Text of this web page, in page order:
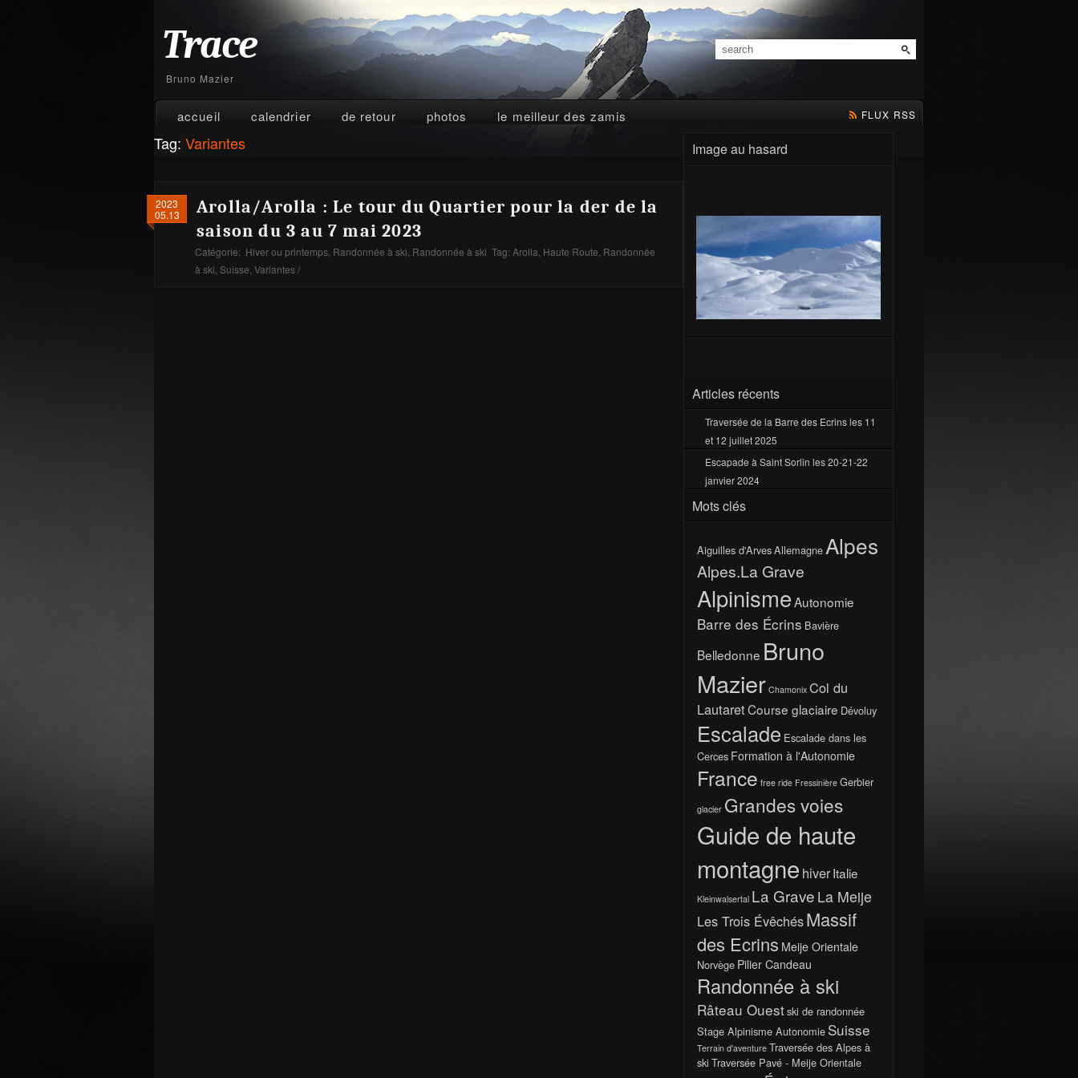
Trace
Bruno Mazier
accueil calendrier de retour photos le meilleur des zamis FLUX RSS
Tag: Variantes
2023
05.13
Arolla/Arolla : Le tour du Quartier pour la der de la
saison du 3 au 7 mai 2023
Catégorie: Hiver ou printemps Randonnée à ski Randonnée à ski Tag: Arolla Haute Route Randonnée
à ski Suisse Variantes/
Image au hasard
Articles récents
Traversée de la Barre des Ecrins les 11
et 12 juillet 2025
Escapade à Saint Sorlin les 20-21-22
janvier 2024
Mots clés
Aiguilles d'ArvesAllemagne Alpes
Alpes.La Grave
AlpinismeAutonomie
Barre des Écrins Bavière
Belledonne Bruno
Mazier Chamonix Col du
LautaretCourse glaciaire Dévoluy
Escalade Escalade dans les
Cerces Formation à l'Autonomie
France free ride Fressinière Gerbier
glacier Grandes voies
Guide de haute
montagne hiverItalie
Kleinwalsertal La Grave La Meije
Les Trois ÉvêchésMassif
des Ecrins Meije Orientale
Norvège Pilier Candeau
Randonnée à ski
Râteau Ouestski de randonnée
Stage Alpinisme Autonomie Suisse
Terrain d'aventure Traversée des Alpes à
ski Traversée Pavé - Meije Orientale